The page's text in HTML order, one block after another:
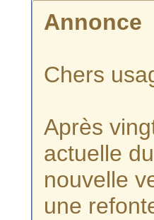
Annonce
Chers
Après
actuelle
nouvelle
une